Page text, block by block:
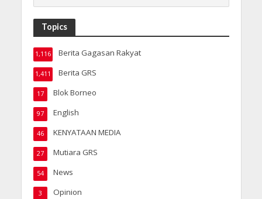
Topics
Berita Gagasan Rakyat
1,116
Berita GRS
1,411
Blok Borneo
17
English
97
KENYATAAN MEDIA
46
Mutiara GRS
27
News
54
Opinion
3